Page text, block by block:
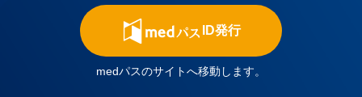
ID発行
medパスのサイトへ移動します。